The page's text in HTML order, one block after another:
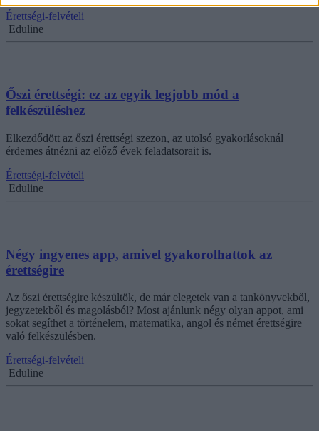
Érettségi-felvételi
Eduline
Őszi érettségi: ez az egyik legjobb mód a
felkészüléshez
Elkezdődött az őszi érettségi szezon, az utolsó gyakorlásoknál
érdemes átnézni az előző évek feladatsorait is.
Érettségi-felvételi
Eduline
Négy ingyenes app, amivel gyakorolhattok az
érettségire
Az őszi érettségire készültök, de már elegetek van a tankönyvekből,
jegyzetekből és magolásból? Most ajánlunk négy olyan appot, ami
sokat segíthet a történelem, matematika, angol és német érettségire
való felkészülésben.
Érettségi-felvételi
Eduline